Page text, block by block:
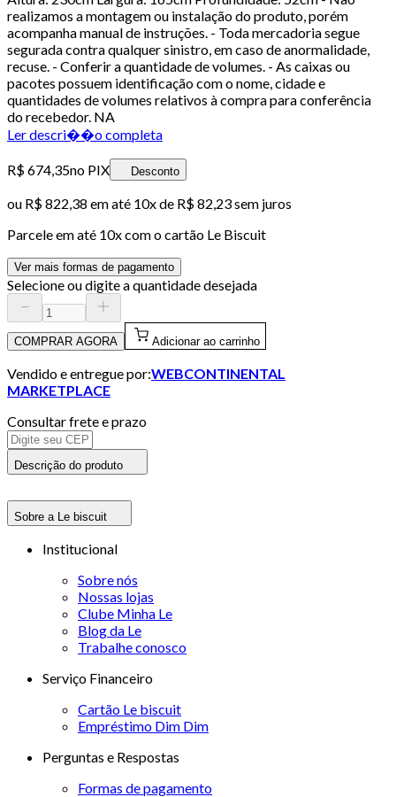
realizamos a montagem ou instalação do produto, porém
acompanha manual de instruções. - Toda mercadoria segue
segurada contra qualquer sinistro, em caso de anormalidade,
recuse. - Conferir a quantidade de volumes. - As caixas ou
pacotes possuem identificação com o nome, cidade e
quantidades de volumes relativos à compra para conferência
do recebedor. NA
Ler descri��o completa
R$ 674,35no PIX Desconto
ou R$ 822,38 em até 10x de R$ 82,23 sem juros
Parcele em até 10x com o cartão Le Biscuit
Ver mais formas de pagamento
Selecione ou digite a quantidade desejada
COMPRAR AGORA Adicionar ao carrinho
Vendido e entregue por:WEBCONTINENTAL
MARKETPLACE
Consultar frete e prazo
Descrição do produto
Sobre a Le biscuit
Institucional
Sobre nós
Nossas lojas
Clube Minha Le
Blog da Le
Trabalhe conosco
Serviço Financeiro
Cartão Le biscuit
Empréstimo Dim Dim
Perguntas e Respostas
Formas de pagamento